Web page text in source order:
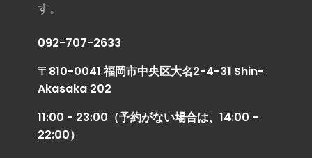
す。
092-707-2633
〒810-0041 福岡市中央区大名2-4-31 Shin-
Akasaka 202
11:00 - 23:00（予約がない場合は、14:00 -
22:00）